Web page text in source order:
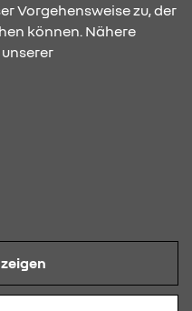
Vorgehensweise zu, der
können. Nähere